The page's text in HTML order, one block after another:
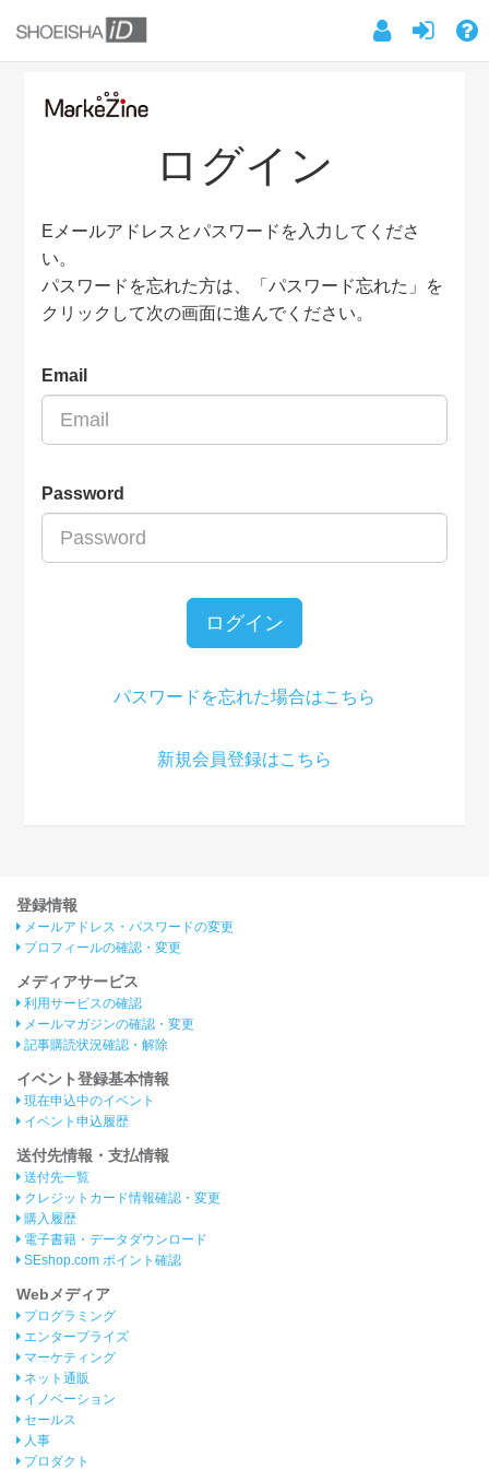
ログイン
Eメールアドレスとパスワードを入力してくださ
い。
パスワードを忘れた方は、「パスワード忘れた」を
クリックして次の画面に進んでください。
Email
Password
ログイン
パスワードを忘れた場合はこちら
新規会員登録はこちら
登録情報
メールアドレス・パスワードの変更
プロフィールの確認・変更
メディアサービス
利用サービスの確認
メールマガジンの確認・変更
記事購読状況確認・解除
イベント登録基本情報
現在申込中のイベント
イベント申込履歴
送付先情報・支払情報
送付先一覧
クレジットカード情報確認・変更
購入履歴
電子書籍・データダウンロード
SEshop.com ポイント確認
Webメディア
プログラミング
エンタープライズ
マーケティング
ネット通販
イノベーション
セールス
人事
プロダクト